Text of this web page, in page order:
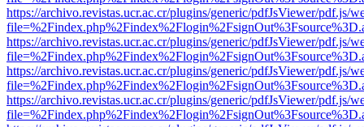
https://archivo.revistas.ucr.ac.cr/plugins/generic/pdfJsViewer/pdf.js/
https://archivo.revistas.ucr.ac.cr/plugins/generic/pdfJsViewer/pdf.js/
https://archivo.revistas.ucr.ac.cr/plugins/generic/pdfJsViewer/pdf.js/
https://archivo.revistas.ucr.ac.cr/plugins/generic/pdfJsViewer/pdf.js/